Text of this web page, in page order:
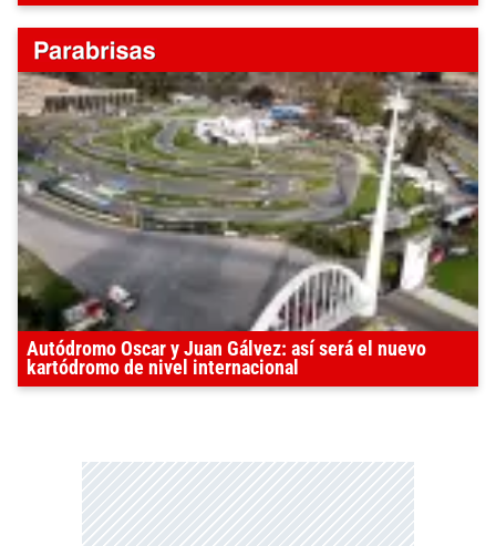
Autódromo Oscar y Juan Gálvez: así será el nuevo
kartódromo de nivel internacional